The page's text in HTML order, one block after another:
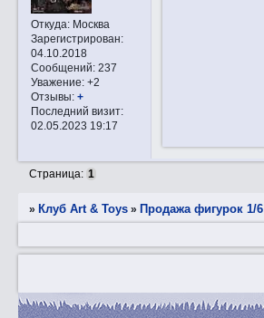
Откуда:Москва
Зарегистрирован:
04.10.2018
Сообщений:237
Уважение: +2
Отзывы: +
Последний визит:
02.05.2023 19:17
Страница: 1
» Клуб Art & Toys » Продажа фигурок 1/6